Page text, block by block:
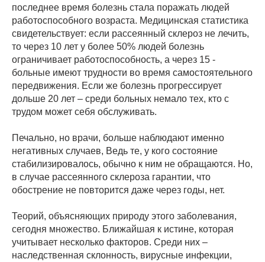
последнее время болезнь стала поражать людей
работоспособного возраста. Медицинская статистика
свидетельствует: если рассеянный склероз не лечить,
то через 10 лет у более 50% людей болезнь
ограничивает работоспособность, а через 15 -
больные имеют трудности во время самостоятельного
передвижения. Если же болезнь прогрессирует
дольше 20 лет – среди больных немало тех, кто с
трудом может себя обслуживать.
Печально, но врачи, больше наблюдают именно
негативных случаев, Ведь те, у кого состояние
стабилизировалось, обычно к ним не обращаются. Но,
в случае рассеянного склероза гарантии, что
обострение не повторится даже через годы, нет.
Теорий, объясняющих природу этого заболевания,
сегодня множество. Ближайшая к истине, которая
учитывает несколько факторов. Среди них –
наследственная склонность, вирусные инфекции,